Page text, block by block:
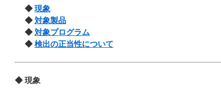
◆ 現象
◆ 対象製品
◆ 対象プログラム
◆ 検出の正当性について
◆ 現象